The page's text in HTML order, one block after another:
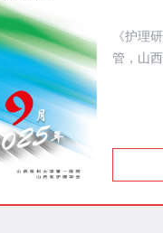
《护理
管，山